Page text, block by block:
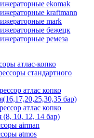
ekomak
kraftmann
mark
бежецк
ремеза
атлас-копко
стандартного
атлас копко
бар)
атлас копко
(8, 10, 12, 14 бар)
airman
atmos